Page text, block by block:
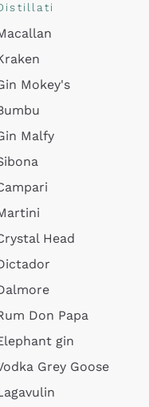
Mokey's
Malfy
Head
Don Papa
gin
Grey Goose